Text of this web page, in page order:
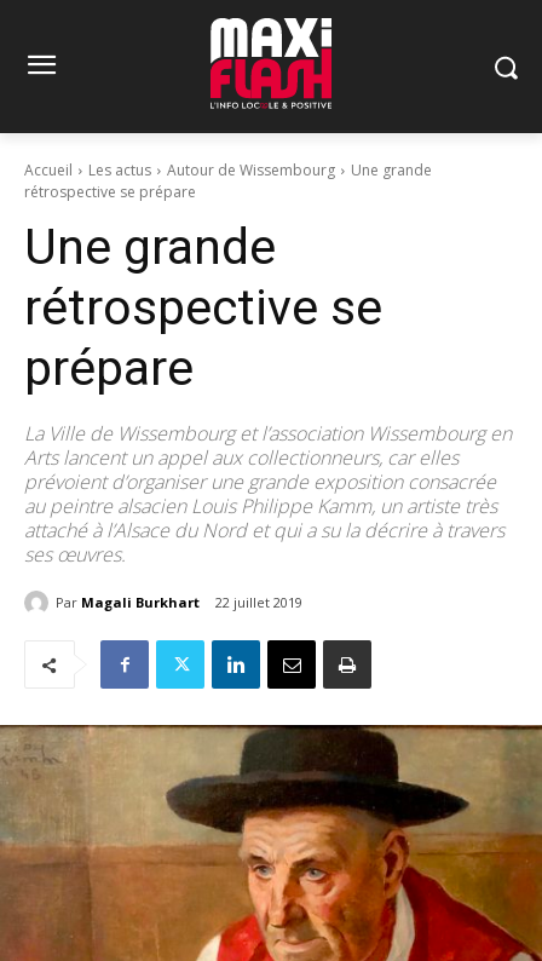
Accueil Les actus Autour de Wissembourg
Une grande
rétrospective se prépare
Une grande
rétrospective se
prépare
La Ville de Wissembourg et l’association Wissembourg en
Arts lancent un appel aux collectionneurs, car elles
prévoient d’organiser une grande exposition consacrée
au peintre alsacien Louis Philippe Kamm, un artiste très
attaché à l’Alsace du Nord et qui a su la décrire à travers
ses œuvres.
Par Magali Burkhart 22 juillet 2019